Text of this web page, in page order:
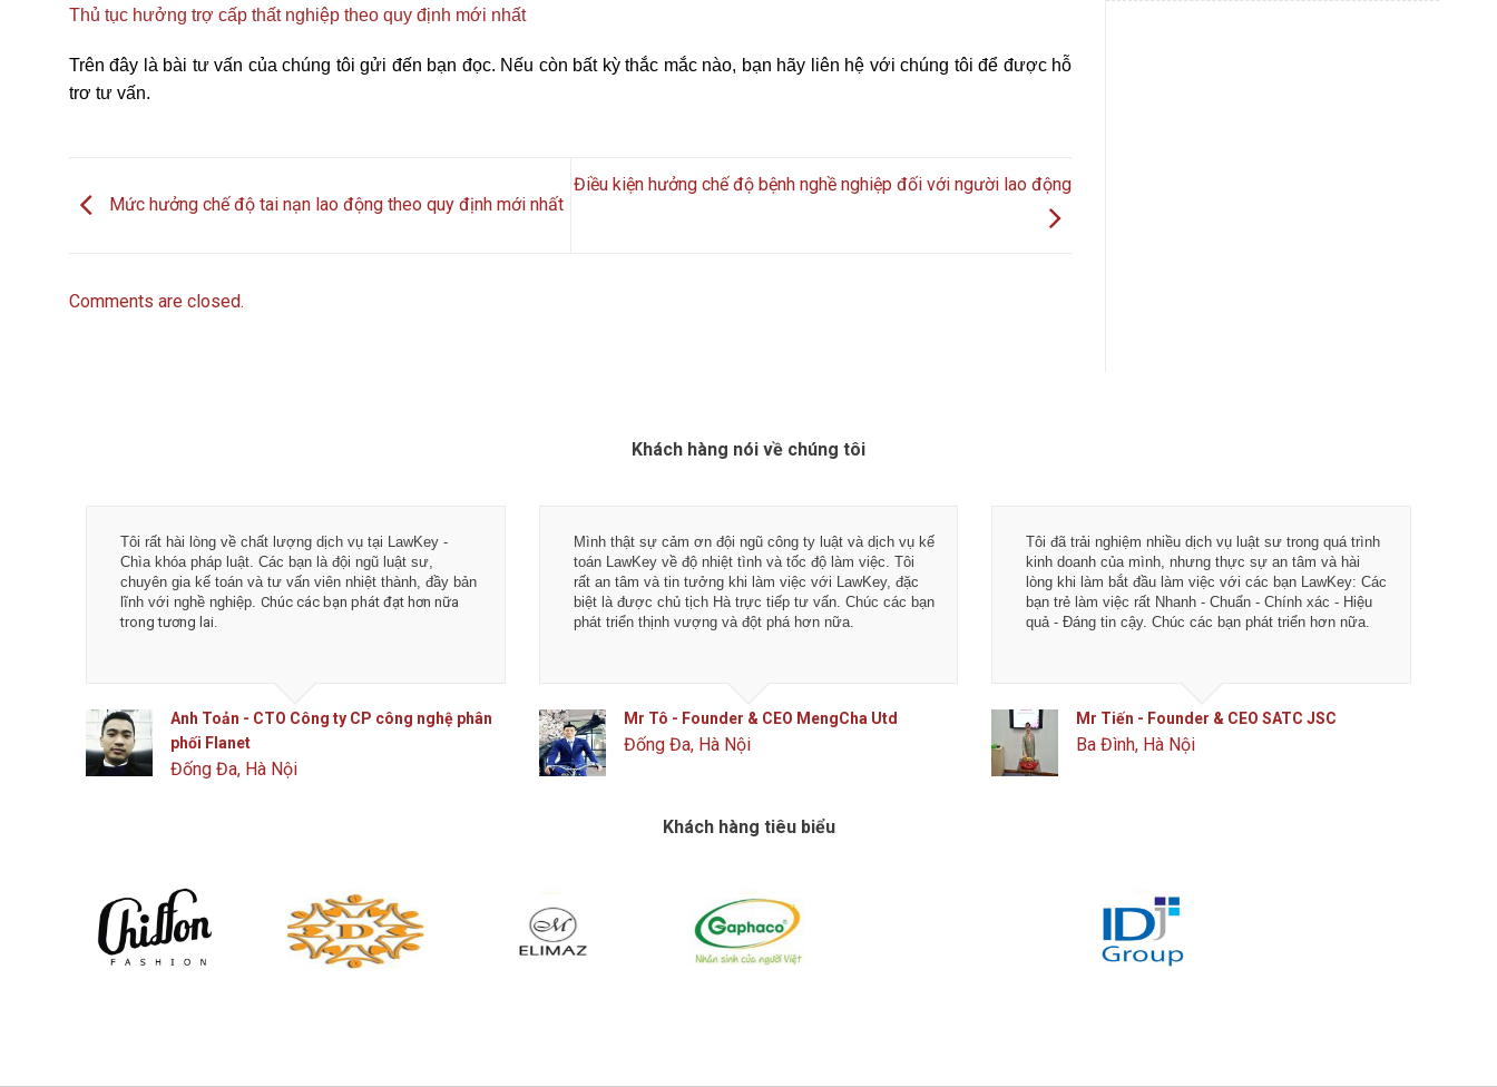
Thủ tục hưởng trợ cấp thất nghiệp theo quy định mới nhất
Trên đây là bài tư vấn của chúng tôi gửi đến bạn đọc. Nếu còn bất kỳ thắc mắc nào, bạn hãy liên hệ với chúng tôi để được hỗ
trơ tư vấn.
Mức hưởng chế độ tai nạn lao động theo quy định mới nhất
Điều kiện hưởng chế độ bệnh nghề nghiệp đối với người lao động
Comments are closed.
Khách hàng nói về chúng tôi
Tôi rất hài lòng về chất lượng dịch vụ tại LawKey -
Chìa khóa pháp luật. Các bạn là đội ngũ luật sư,
chuyên gia kế toán và tư vấn viên nhiệt thành, đầy bản
lĩnh với nghề nghiệp.Chúc các bạn phát đạt hơn nữa
trong tương lai.
Anh Toản - CTO Công ty CP công nghệ phân
phối Flanet
Đống Đa, Hà Nội
Mình thật sự cảm ơn đội ngũ công ty luật và dịch vụ kế
toán LawKey về độ nhiệt tình và tốc độ làm việc. Tôi
rất an tâm và tin tưởng khi làm việc với LawKey, đặc
biệt là được chủ tịch Hà trực tiếp tư vấn. Chúc các bạn
phát triển thịnh vượng và đột phá hơn nữa.
Mr Tô - Founder & CEO MengCha Utd
Đống Đa, Hà Nội
Tôi đã trải nghiệm nhiều dịch vụ luật sư trong quá trình
kinh doanh của mình, nhưng thực sự an tâm và hài
lòng khi làm bắt đầu làm việc với các bạn LawKey: Các
bạn trẻ làm việc rất Nhanh - Chuẩn - Chính xác - Hiệu
quả - Đáng tin cậy. Chúc các bạn phát triển hơn nữa.
Mr Tiến - Founder & CEO SATC JSC
Ba Đình, Hà Nội
Khách hàng tiêu biểu